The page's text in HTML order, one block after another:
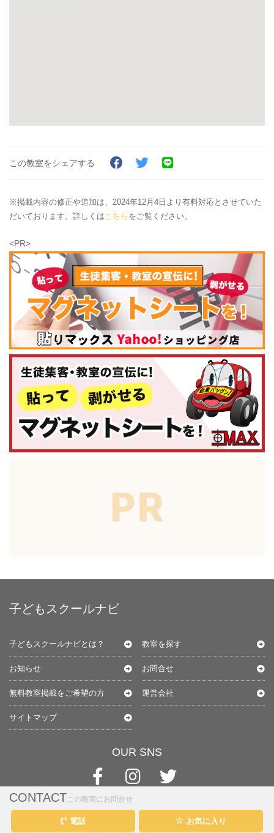
この教室をシェアする
※掲載内容の修正や追加は、2024年12月4日より有料対応とさせていた
だいております。詳しくは こちら をご覧ください。
<PR>
CONTACTこの教室にお問合せ
電話 お気に入り
子どもスクールナビ
子どもスクールナビとは？ 教室を探す
お知らせ お問合せ
無料教室掲載をご希望の方 運営会社
サイトマップ
OUR SNS